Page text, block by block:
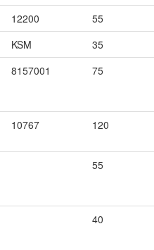
12200
55
KSM
35
8157001 75
10767 120
55
40